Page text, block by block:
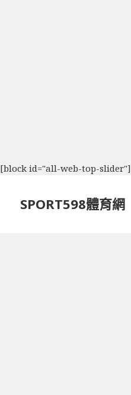
[block id="all-web-top-slider"]
SPORT598體育網